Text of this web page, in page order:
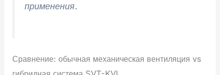
применения.
Сравнение: обычная механическая вентиляция vs